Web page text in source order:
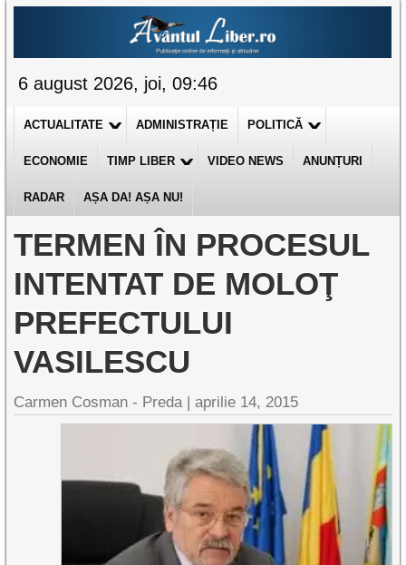
6 august 2026, joi, 09:46
ACTUALITATE ADMINISTRAȚIE POLITICĂ
ECONOMIE TIMP LIBER VIDEO NEWS ANUNȚURI
RADAR AȘA DA! AȘA NU!
TERMEN ÎN PROCESUL
INTENTAT DE MOLOŢ
PREFECTULUI
VASILESCU
Carmen Cosman - Preda |aprilie 14, 2015